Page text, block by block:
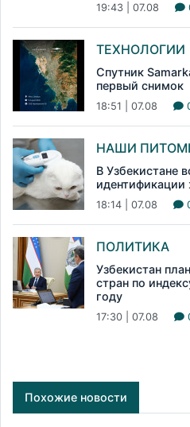
19:43 | 07.08
ТЕХНОЛОГИИ
Спутник
первый снимок
18:51 | 07.08
НАШИ
В Узбекистане
18:14 | 07.08
ПОЛИТИКА
Узбекистан
стран по
году
17:30 | 07.08
Похожие новости